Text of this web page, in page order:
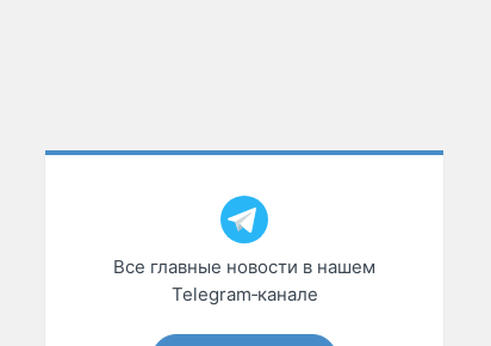
Все главные новости в нашем
Telegram‑канале